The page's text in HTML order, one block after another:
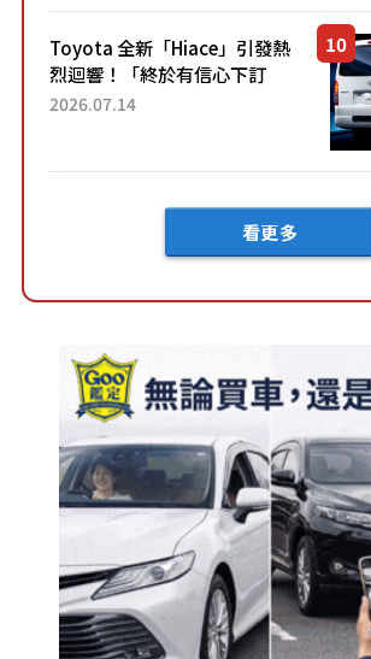
「三...
Toyota 全新「Hiace」引發熱
烈迴響！「終於有信心下訂
了！」「哪個等級交車最
車？...
2026.07.14
看更多